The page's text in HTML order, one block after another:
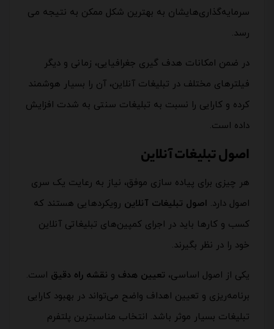
سرمایه‌گذاری‌هایشان به بهترین شکل ممکن به نتیجه می
رسد.
در ضمن امکانات هدف گیری جغرافیایی، زمانی و دیگر
فیلترهای مختلف در تبلیغات آنلاین، آن را بسیار هوشمند
کرده و کارایی را نسبت به تبلیغات سنتی به شدت افزایش
داده است.
اصول تبلیغات آنلاین
هر چیزی برای پیاده سازی موفق، نیاز به رعایت یک سری
اصول دارد. اصول تبلیغات آنلاین رویکردهایی هستند که
کسب و کارها باید در اجرای کمپین‌های تبلیغاتی آنلاین
خود را در نظر بگیرند.
یکی از اصول اساسی، تعیین هدف و نقشه راه دقیق است.
برنامه‌ریزی و تعیین اهداف واضح می‌تواند در بهبود کارایی
تبلیغات بسیار موثر باشد. انتخاب مناسبترین پلتفرم